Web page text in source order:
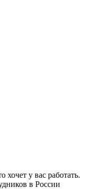
хочет у вас работать.
в России